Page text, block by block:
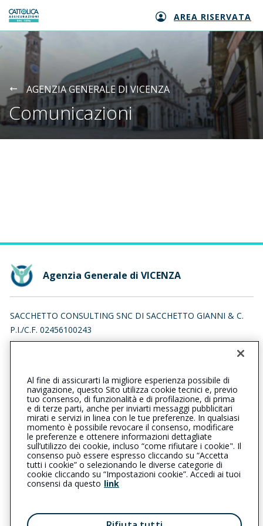
Generali logo AREA RISERVATA
AGENZIA GENERALE DI VICENZA
Comunicazioni
Agenzia Generale di VICENZA
SACCHETTO CONSULTING SNC DI SACCHETTO GIANNI & C.
P.I./C.F. 02456100243
CONTRA' PORTI 17, 36100 VICENZA (VI)
0444546130 0444546470
vicenza@cattolica.it
sacchettosnc@legalmail.it
L’intermediario è soggetto al controllo dell’IVASS. Consulta il
Registro RUI al seguentelink
Privacy | Cookie | Il Gruppo Generali
Al fine di assicurarti la migliore esperienza possibile di
navigazione, questo Sito utilizza cookie tecnici e, previo
tuo consenso, di funzionalità e di profilazione, di prima
e di terze parti, anche per inviarti messaggi pubblicitari
mirati e servizi in linea con le tue preferenze. In qualsiasi
momento è possibile revocare il consenso, modificare
le preferenze e ottenere informazioni dettagliate
sull’utilizzo dei cookie, incluso “come rifiutare i cookie". Il
consenso può essere espresso cliccando su “Accetta
tutti i cookie” o selezionando le diverse categorie di
cookie cliccando su “Impostazioni cookie”. Accedi ai tuoi
consensi da questo link